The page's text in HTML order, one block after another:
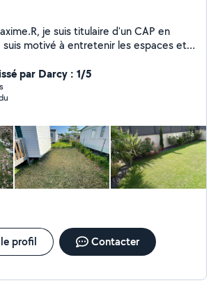
je suis titulaire d'un CAP en
suis motivé à entretenir les espaces et à
par Darcy : 1/5
profil Contacter